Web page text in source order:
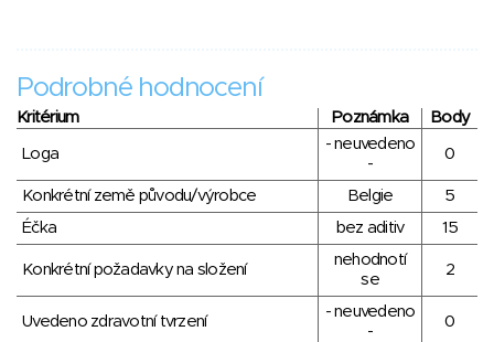
Podrobné hodnocení
Kritérium Poznámka Body
Loga
- neuvedeno
-
0
Konkrétní země původu/výrobce Belgie
5
Éčka
bez aditiv 15
Konkrétní požadavky na složení
nehodnotí
se
2
Uvedeno zdravotní tvrzení
- neuvedeno
-
0